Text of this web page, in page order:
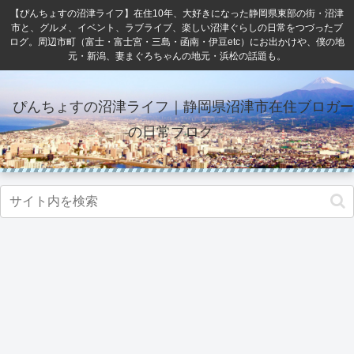
【ぴんちょすの沼津ライフ】在住10年、大好きになった静岡県東部の街・沼津
市と、グルメ、イベント、ラブライブ、楽しい沼津ぐらしの日常をつづったブ
ログ。周辺市町（富士・富士宮・三島・函南・伊豆etc）にお出かけや、僕の地
元・新潟、妻まぐろちゃんの地元・浜松の話題も。
ぴんちょすの沼津ライフ｜静岡県沼津市在住ブロガー
の日常ブログ